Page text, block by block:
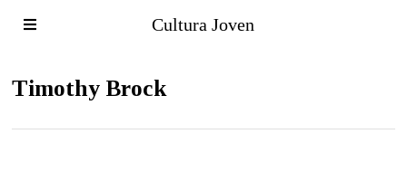
Cultura Joven
Timothy Brock